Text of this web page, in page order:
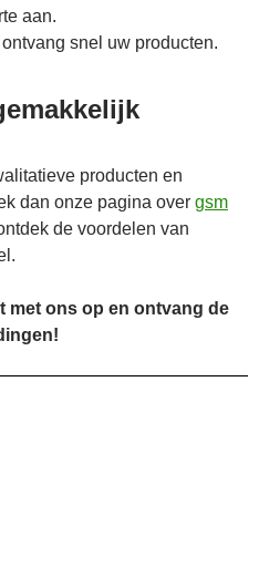
aan.
snel uw producten.
producten en
dan onze pagina over gsm
de voordelen van
met ons op en ontvang de